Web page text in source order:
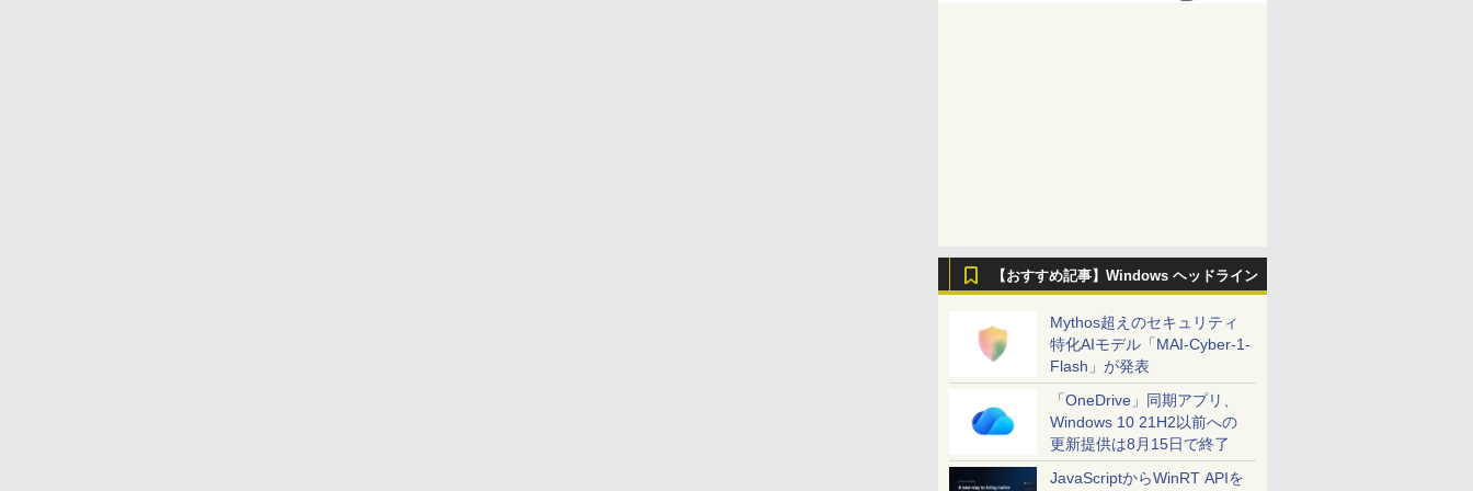
【おすすめ記事】Windows ヘッドライン
Mythos超えのセキュリティ
特化AIモデル「MAI-Cyber-1-
Flash」が発表
「OneDrive」同期アプリ、
Windows 10 21H2以前への
更新提供は8月15日で終了
JavaScriptからWinRT APIを